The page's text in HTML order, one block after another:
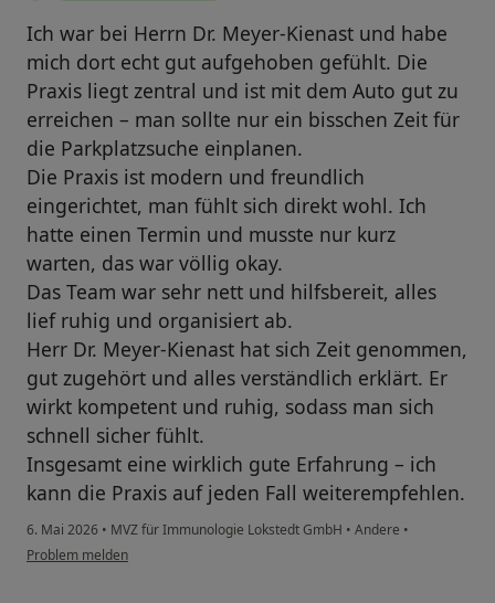
Ich war bei Herrn Dr. Meyer-Kienast und habe
mich dort echt gut aufgehoben gefühlt. Die
Praxis liegt zentral und ist mit dem Auto gut zu
erreichen – man sollte nur ein bisschen Zeit für
die Parkplatzsuche einplanen.
Die Praxis ist modern und freundlich
eingerichtet, man fühlt sich direkt wohl. Ich
hatte einen Termin und musste nur kurz
warten, das war völlig okay.
Das Team war sehr nett und hilfsbereit, alles
lief ruhig und organisiert ab.
Herr Dr. Meyer-Kienast hat sich Zeit genommen,
gut zugehört und alles verständlich erklärt. Er
wirkt kompetent und ruhig, sodass man sich
schnell sicher fühlt.
Insgesamt eine wirklich gute Erfahrung – ich
kann die Praxis auf jeden Fall weiterempfehlen.
6. Mai 2026 • MVZ für Immunologie Lokstedt GmbH • Andere •
Problem melden